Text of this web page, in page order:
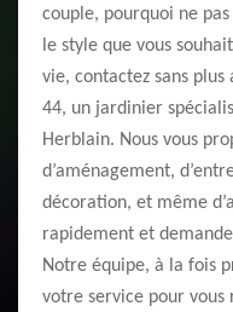
couple, pourquoi ne
le style que vous
vie, contactez sans plus
44, un jardinier
Herblain. Nous vous
d’aménagement,
décoration, et même
rapidement et
Notre équipe, à la fois
votre service pour